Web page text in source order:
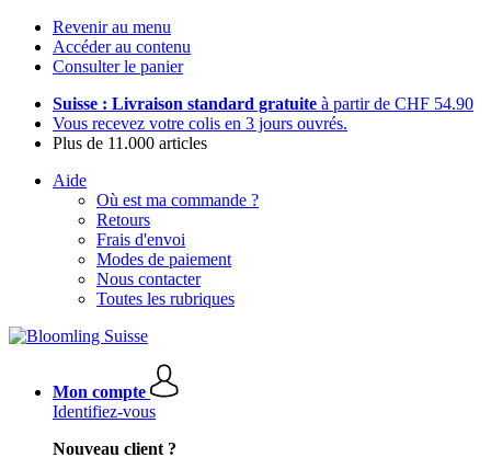
Revenir au menu
Accéder au contenu
Consulter le panier
Suisse : Livraison standard gratuite à partir de CHF 54.90
Vous recevez votre colis en 3 jours ouvrés.
Plus de 11.000 articles
Aide
Où est ma commande ?
Retours
Frais d'envoi
Modes de paiement
Nous contacter
Toutes les rubriques
Mon compte
Identifiez-vous
Nouveau client ?